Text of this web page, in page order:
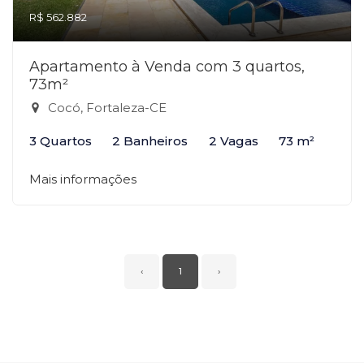
R$ 562.882
Apartamento à Venda com 3 quartos,
73m²
Cocó, Fortaleza-CE
3 Quartos 2 Banheiros 2 Vagas 73 m²
Mais informações
‹ 1 ›